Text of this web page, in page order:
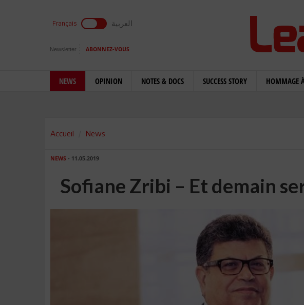
Français العربية
Newsletter ABONNEZ-VOUS
NEWS OPINION NOTES & DOCS SUCCESS STORY HOMMAGE
Accueil News
NEWS - 11.05.2019
Sofiane Zribi – Et demain